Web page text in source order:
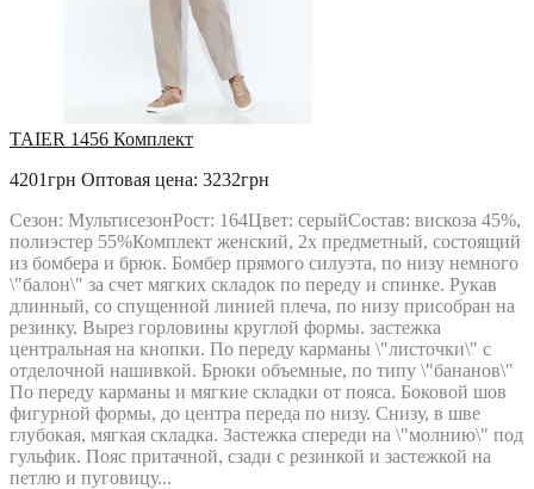
TAIER 1456 Комплект
4201грн Оптовая цена: 3232грн
Сезон: МультисезонРост: 164Цвет: серыйСостав: вискоза 45%,
полиэстер 55%Комплект женский, 2х предметный, состоящий
из бомбера и брюк. Бомбер прямого силуэта, по низу немного
\"балон\" за счет мягких складок по переду и спинке. Рукав
длинный, со спущенной линией плеча, по низу присобран на
резинку. Вырез горловины круглой формы. застежка
центральная на кнопки. По переду карманы \"листочки\" с
отделочной нашивкой. Брюки объемные, по типу \"бананов\"
По переду карманы и мягкие складки от пояса. Боковой шов
фигурной формы, до центра переда по низу. Снизу, в шве
глубокая, мягкая складка. Застежка спереди на \"молнию\" под
гульфик. Пояс притачной, сзади с резинкой и застежкой на
петлю и пуговицу...